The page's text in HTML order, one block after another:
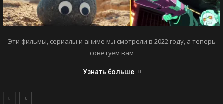
Эти фильмы, сериалы и аниме мы смотрели в 2022 году, а теперь
советуем вам
Узнать больше